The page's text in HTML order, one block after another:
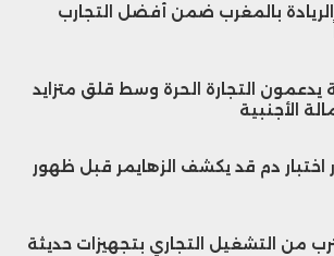
بالمغرب ضمن أفضل التجارب
يدعمون التجارة الحرة وسط قلق متزايد
الأجنبية
اختبار دم قد يكشف الزهايمر قبل ظهور
من التشغيل التجاري بتجهيزات حديثة